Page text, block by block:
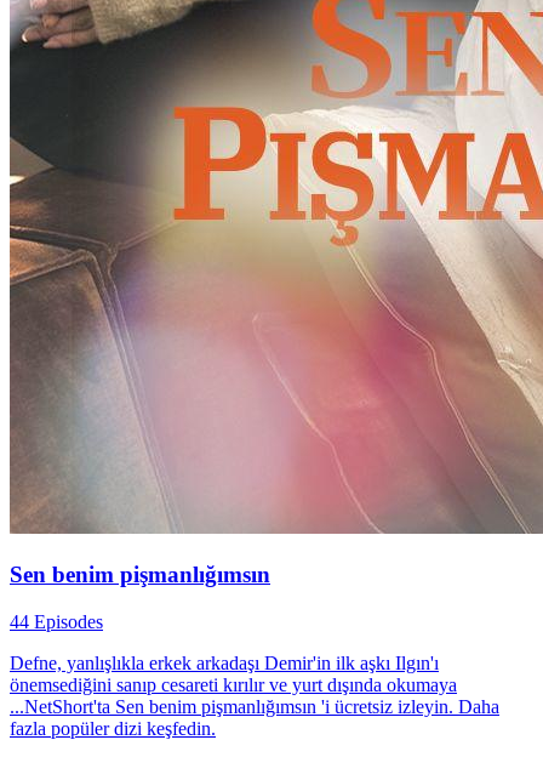
Sen benim pişmanlığımsın
44 Episodes
Defne, yanlışlıkla erkek arkadaşı Demir'in ilk aşkı Ilgın'ı
önemsediğini sanıp cesareti kırılır ve yurt dışında okumaya
...NetShort'ta Sen benim pişmanlığımsın 'i ücretsiz izleyin. Daha
fazla popüler dizi keşfedin.